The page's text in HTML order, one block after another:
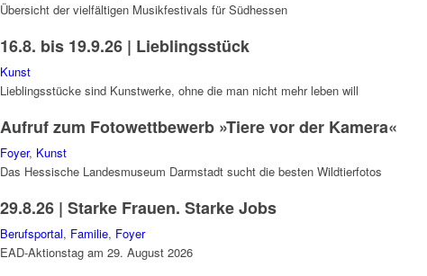
Übersicht der vielfältigen Musikfestivals für Südhessen
16.8. bis 19.9.26 | Lieblingsstück
Kunst
Lieblingsstücke sind Kunstwerke, ohne die man nicht mehr leben will
Aufruf zum Fotowettbewerb »Tiere vor der Kamera«
Foyer, Kunst
Das Hessische Landesmuseum Darmstadt sucht die besten Wildtierfotos
29.8.26 | Starke Frauen. Starke Jobs
Berufsportal, Familie, Foyer
EAD-Aktionstag am 29. August 2026